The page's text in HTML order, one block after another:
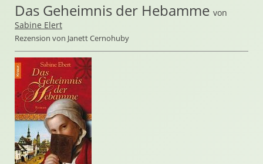
Das Geheimnis der Hebamme von
Sabine Elert
Rezension von Janett Cernohuby